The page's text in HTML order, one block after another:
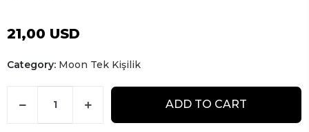
21,00 USD
Category: Moon Tek Kişilik
ADD TO CART